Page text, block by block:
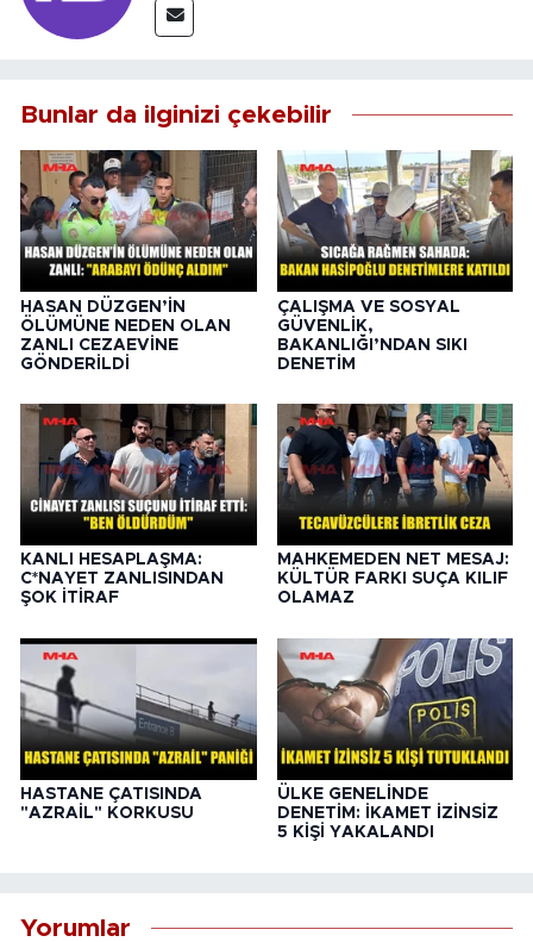
Bunlar da ilginizi çekebilir
HASAN DÜZGEN’İN
ÖLÜMÜNE NEDEN OLAN
ZANLI CEZAEVİNE
GÖNDERİLDİ
ÇALIŞMA VE SOSYAL
GÜVENLİK,
BAKANLIĞI’NDAN SIKI
DENETİM
KANLI HESAPLAŞMA:
C*NAYET ZANLISINDAN
ŞOK İTİRAF
MAHKEMEDEN NET MESAJ:
KÜLTÜR FARKI SUÇA KILIF
OLAMAZ
HASTANE ÇATISINDA
"AZRAİL" KORKUSU
ÜLKE GENELİNDE
DENETİM: İKAMET İZİNSİZ
5 KİŞİ YAKALANDI
Yorumlar